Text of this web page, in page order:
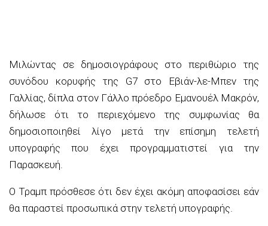
Μιλώντας σε δημοσιογράφους στο περιθώριο της
συνόδου κορυφής της G7 στο Εβιάν-λε-Μπεν της
Γαλλίας, δίπλα στον Γάλλο πρόεδρο Εμανουέλ Μακρόν,
δήλωσε ότι το περιεχόμενο της συμφωνίας θα
δημοσιοποιηθεί λίγο μετά την επίσημη τελετή
υπογραφής που έχει προγραμματιστεί για την
Παρασκευή.
Ο Τραμπ πρόσθεσε ότι δεν έχει ακόμη αποφασίσει εάν
θα παραστεί προσωπικά στην τελετή υπογραφής.